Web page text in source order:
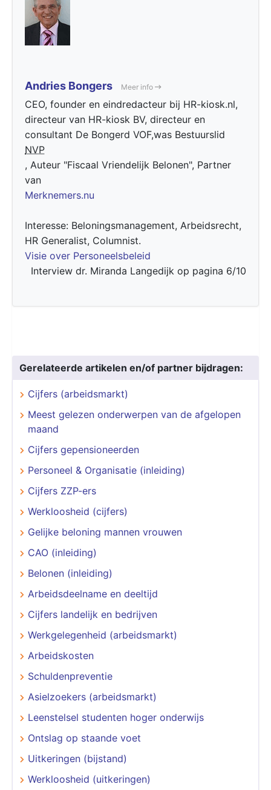
Andries Bongers Meer info
CEO, founder en eindredacteur bij HR-kiosk.nl,
directeur van HR-kiosk BV, directeur en
consultant De Bongerd VOF,was Bestuurslid
NVP
, Auteur "Fiscaal Vriendelijk Belonen", Partner
van
Merknemers.nu
Interesse: Beloningsmanagement, Arbeidsrecht,
HR Generalist, Columnist.
Visie over Personeelsbeleid
Interview dr. Miranda Langedijk op pagina 6/10
Gerelateerde artikelen en/of partner bijdragen:
Cijfers (arbeidsmarkt)
Meest gelezen onderwerpen van de afgelopen
maand
Cijfers gepensioneerden
Personeel & Organisatie (inleiding)
Cijfers ZZP-ers
Werkloosheid (cijfers)
Gelijke beloning mannen vrouwen
CAO (inleiding)
Belonen (inleiding)
Arbeidsdeelname en deeltijd
Cijfers landelijk en bedrijven
Werkgelegenheid (arbeidsmarkt)
Arbeidskosten
Schuldenpreventie
Asielzoekers (arbeidsmarkt)
Leenstelsel studenten hoger onderwijs
Ontslag op staande voet
Uitkeringen (bijstand)
Werkloosheid (uitkeringen)